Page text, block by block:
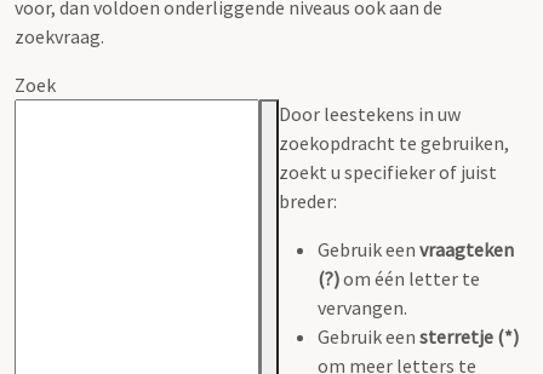
voor, dan voldoen onderliggende niveaus ook aan de
zoekvraag.
Zoek
Door leestekens in uw
zoekopdracht te gebruiken,
zoekt u specifieker of juist
breder:
Gebruik een vraagteken
(?)om één letter te
vervangen.
Gebruik een sterretje (*)
om meer letters te